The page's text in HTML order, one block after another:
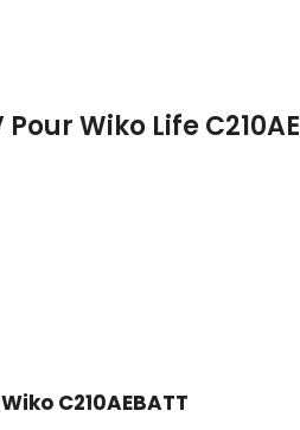
Wiko Life C210AE
C210AEBATT